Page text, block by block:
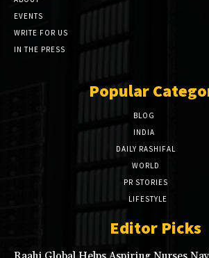
EVENTS
WRITE FOR US
IN THE PRESS
Popular
BLOG
INDIA
DAILY RASHIFAL
WORLD
PR STORIES
LIFESTYLE
Editor Picks